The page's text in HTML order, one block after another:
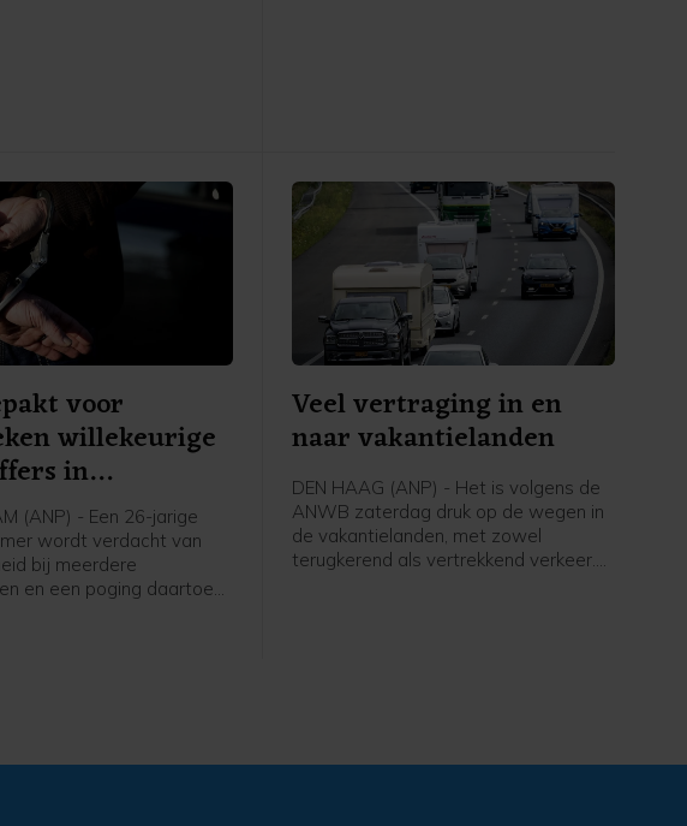
politiewoordvoerder.
voor
willekeurige
in
(ANP) - Een 26-jarige
wordt verdacht van
bij meerdere
en een poging daartoe
Veel vertraging in en
naar vakantielanden
DEN HAAG (ANP) - Het is volgens de
ANWB zaterdag druk op de wegen in
de vakantielanden, met zowel
terugkerend als vertrekkend verkeer.